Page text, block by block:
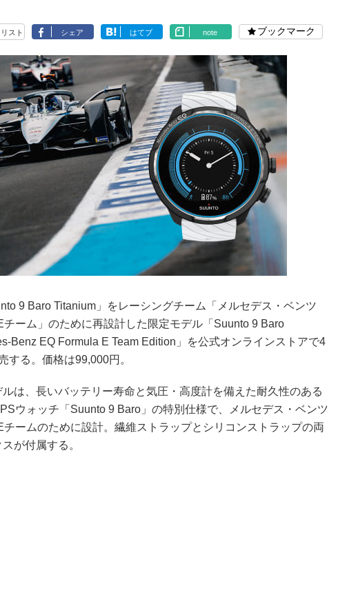
リスト シェア はてブ note ブックマーク
9 Baro Titanium」をレーシングチーム「メルセデス・ベンツ
チーム」のために再設計した限定モデル「Suunto 9 Baro
Benz EQ Formula E Team Edition」を公式オンラインストアで4
する。価格は99,000円。
は、長いバッテリー寿命と気圧・高度計を備えた耐久性のある
ウォッチ「Suunto 9 Baro」の特別仕様で、メルセデス・ベンツ
チームのために設計。繊維ストラップとシリコンストラップの両
が付属する。